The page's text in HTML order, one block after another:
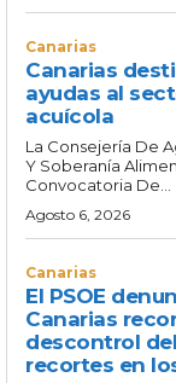
Canarias
Canarias
ayudas al
acuícola
La Consejería De
Y Soberanía
Convocatoria De...
Agosto 6, 2026
Canarias
El PSOE
Canarias
descontrol
recortes en